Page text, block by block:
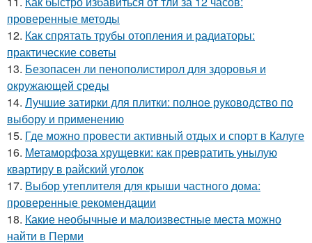
проверенные методы
12. Как спрятать трубы отопления и радиаторы:
практические советы
13. Безопасен ли пенополистирол для здоровья и
окружающей среды
14. Лучшие затирки для плитки: полное руководство по
выбору и применению
15. Где можно провести активный отдых и спорт в Калуге
16. Метаморфоза хрущевки: как превратить унылую
квартиру в райский уголок
17. Выбор утеплителя для крыши частного дома:
проверенные рекомендации
18. Какие необычные и малоизвестные места можно
найти в Перми